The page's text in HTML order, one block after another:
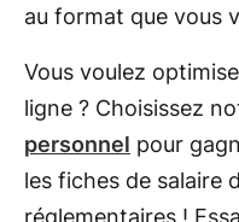
au format que vous
Vous voulez
ligne ? Choisissez
personnel pour
les fiches de salaire
réglementaires !